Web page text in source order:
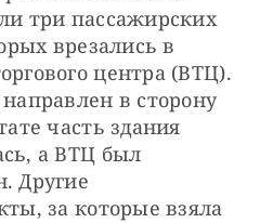
три пассажирских
врезались в
центра (ВТЦ).
в сторону
часть здания
а ВТЦ был
Другие
за которые взяла